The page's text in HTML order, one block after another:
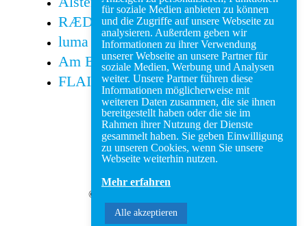
RÆDS Altona
luma ottensen
Am Bronzehügel
FLAIR Eilbek
© 2026 NEUBAUKONTOR
für soziale Medien anbieten zu können
und die Zugriffe auf unsere Webseite zu
analysieren. Außerdem geben wir
Informationen zu ihrer Verwendung
unserer Webseite an unsere Partner für
soziale Medien, Werbung und Analysen
weiter. Unsere Partner führen diese
Informationen möglicherweise mit
weiteren Daten zusammen, die sie ihnen
bereitgestellt haben oder die sie im
Rahmen ihrer Nutzung der Dienste
gesammelt haben. Sie geben Einwilligung
zu unseren Cookies, wenn Sie unsere
Webseite weiterhin nutzen.
Mehr erfahren
Alle akzeptieren